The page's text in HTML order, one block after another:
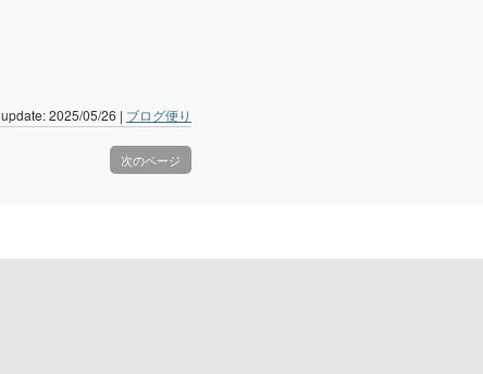
update: 2025/05/26 | ブログ便り
次のページ